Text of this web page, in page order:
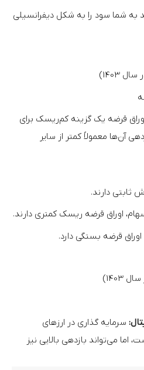
به شما سود را به شکل دیفرانسیلی
قرضه یک گزینه کم‌ریسک برای
آن‌ها معمولاً کمتر از سایر
ثابتی دارند.
اوراق قرضه ریسک کمتری دارند.
قرضه بستگی دارد.
سرمایه گذاری در ارزهای
می‌تواند بازدهی بالایی نیز